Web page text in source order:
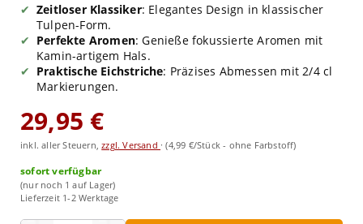
Zeitloser Klassiker: Elegantes Design in klassischer
Tulpen-Form.
Perfekte Aromen: Genieße fokussierte Aromen mit
Kamin-artigem Hals.
Praktische Eichstriche: Präzises Abmessen mit 2/4 cl
Markierungen.
29,95 €
inkl. aller Steuern,zzgl. Versand ·(4,99 €/Stück - ohne Farbstoff)
sofort verfügbar
(nur noch 1 auf Lager)
Lieferzeit 1-2 Werktage